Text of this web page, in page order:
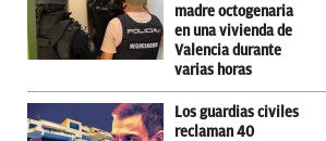
madre octogenaria
en una vivienda de
Valencia durante
varias horas
Los guardias civiles
reclaman 40